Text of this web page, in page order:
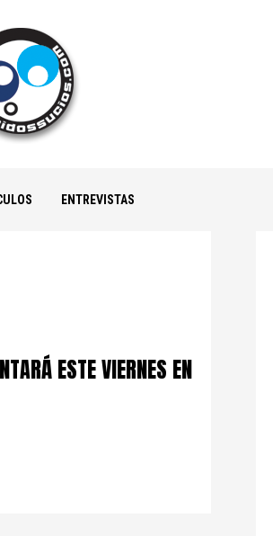
ENTREVISTAS
ESTE VIERNES EN